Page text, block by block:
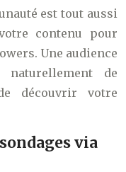
est tout aussi
contenu pour
Une audience
de
découvrir votre
via